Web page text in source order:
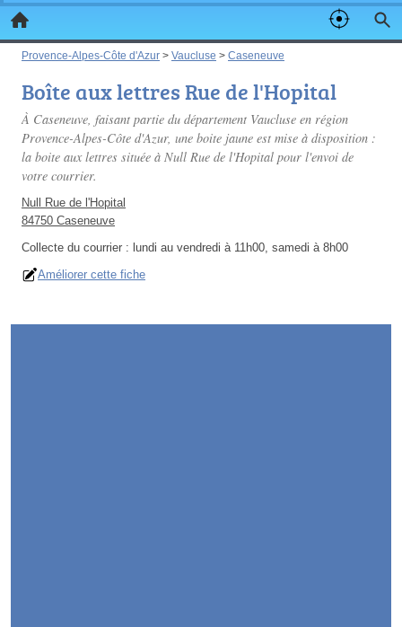
Provence-Alpes-Côte d'Azur > Vaucluse > Caseneuve
Boîte aux lettres Rue de l'Hopital
À Caseneuve, faisant partie du département Vaucluse en région
Provence-Alpes-Côte d'Azur, une boite jaune est mise à disposition :
la boite aux lettres située à Null Rue de l'Hopital pour l'envoi de
votre courrier.
Null Rue de l'Hopital
84750 Caseneuve
Collecte du courrier : lundi au vendredi à 11h00, samedi à 8h00
Améliorer cette fiche